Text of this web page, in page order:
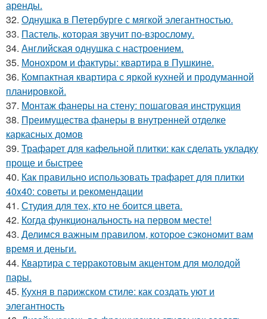
аренды.
32. Однушка в Петербурге с мягкой элегантностью.
33. Пастель, которая звучит по-взрослому.
34. Английская однушка с настроением.
35. Монохром и фактуры: квартира в Пушкине.
36. Компактная квартира с яркой кухней и продуманной
планировкой.
37. Монтаж фанеры на стену: пошаговая инструкция
38. Преимущества фанеры в внутренней отделке
каркасных домов
39. Трафарет для кафельной плитки: как сделать укладку
проще и быстрее
40. Как правильно использовать трафарет для плитки
40x40: советы и рекомендации
41. Студия для тех, кто не боится цвета.
42. Когда функциональность на первом месте!
43. Делимся важным правилом, которое сэкономит вам
время и деньги.
44. Квартира с терракотовым акцентом для молодой
пары.
45. Кухня в парижском стиле: как создать уют и
элегантность